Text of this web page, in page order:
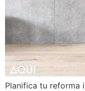
Planifica tu reforma